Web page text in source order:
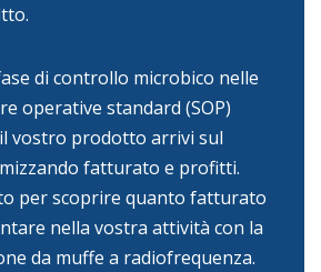
di controllo microbico nelle
operative standard (SOP)
vostro prodotto arrivi sul
fatturato e profitti.
per scoprire quanto fatturato
nella vostra attività con la
da muffe a radiofrequenza.